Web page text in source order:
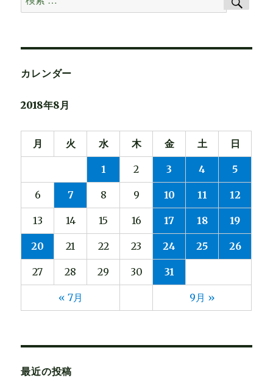
索
象:
カレンダー
2018年8月
月 火 水 木 金 土 日
« 7月 9月 »
1 2 3 4 5
6 7 8 9 10 11 12
13 14 15 16 17 18 19
20 21 22 23 24 25 26
27 28 29 30 31
最近の投稿